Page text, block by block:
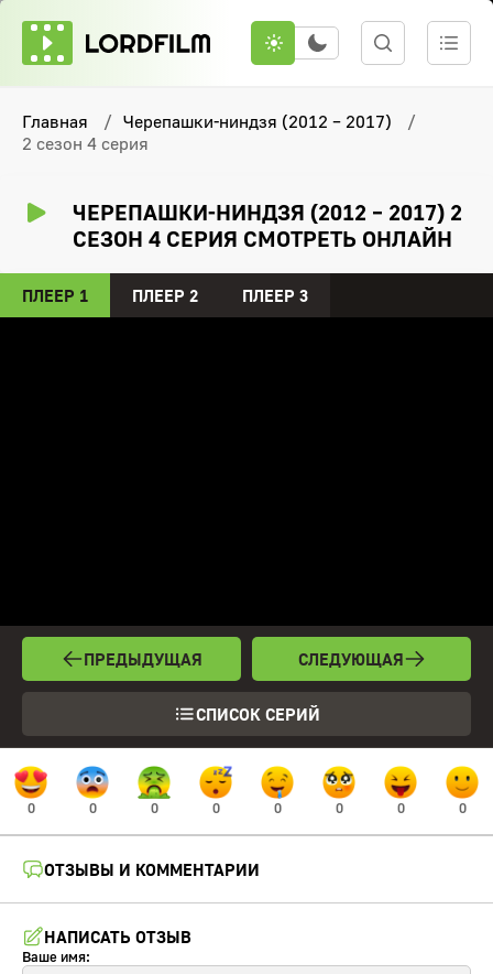
Главная
Черепашки-ниндзя (2012 – 2017)
2 сезон 4 серия
ЧЕРЕПАШКИ-НИНДЗЯ (2012 – 2017) 2
СЕЗОН 4 СЕРИЯ СМОТРЕТЬ ОНЛАЙН
ПЛЕЕР 1 ПЛЕЕР 2 ПЛЕЕР 3
ПРЕДЫДУЩАЯ
СПИСОК СЕРИЙ
СЛЕДУЮЩАЯ
0 0 0 0 0 0 0 0
ОТЗЫВЫ И КОММЕНТАРИИ
НАПИСАТЬ ОТЗЫВ
Ваше имя: